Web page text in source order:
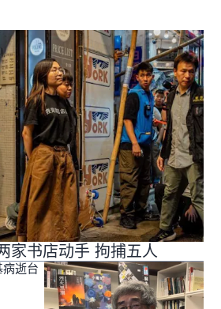
家书店动手 拘捕五人
逝台